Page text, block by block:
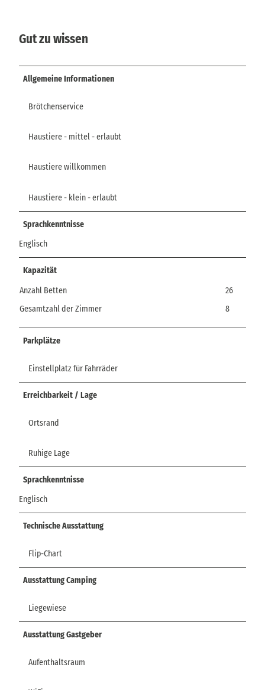
B
r
Gut zu wissen
Allgemeine Informationen
Brötchenservice
Haustiere - mittel - erlaubt
Haustiere willkommen
Haustiere - klein - erlaubt
Sprachkenntnisse
Englisch
Kapazität
Anzahl Betten
26
Gesamtzahl der Zimmer
8
Parkplätze
Einstellplatz für Fahrräder
Erreichbarkeit / Lage
Ortsrand
Ruhige Lage
Sprachkenntnisse
Englisch
Technische Ausstattung
Flip-Chart
Ausstattung Camping
Liegewiese
Ausstattung Gastgeber
Aufenthaltsraum